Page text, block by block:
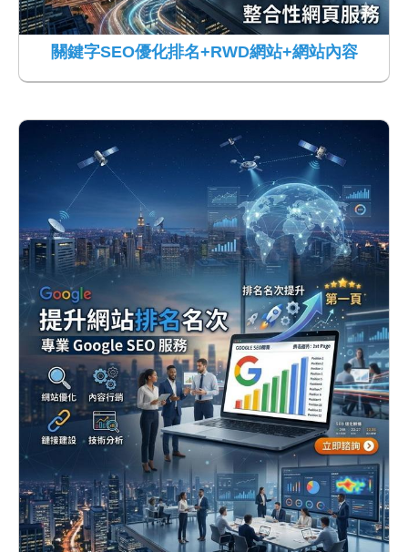
關鍵字SEO優化排名+RWD網站+網站內容